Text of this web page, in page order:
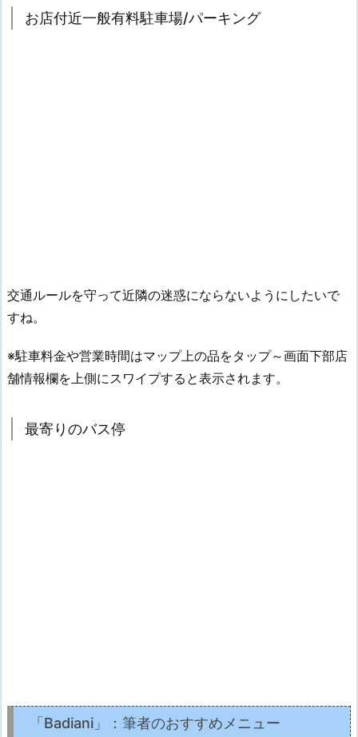
お店付近一般有料駐車場/パーキング
交通ルールを守って近隣の迷惑にならないようにしたいで
すね。
※駐車料金や営業時間はマップ上の品をタップ～画面下部店
舗情報欄を上側にスワイプすると表示されます。
最寄りのバス停
「Badiani」：筆者のおすすめメニュー